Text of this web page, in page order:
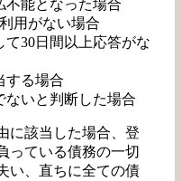
能となった場合
用がない場合
30日間以上応答がな
する場合
いと判断した場合
に該当した場合、登
っている債務の一切
い、直ちに全ての債